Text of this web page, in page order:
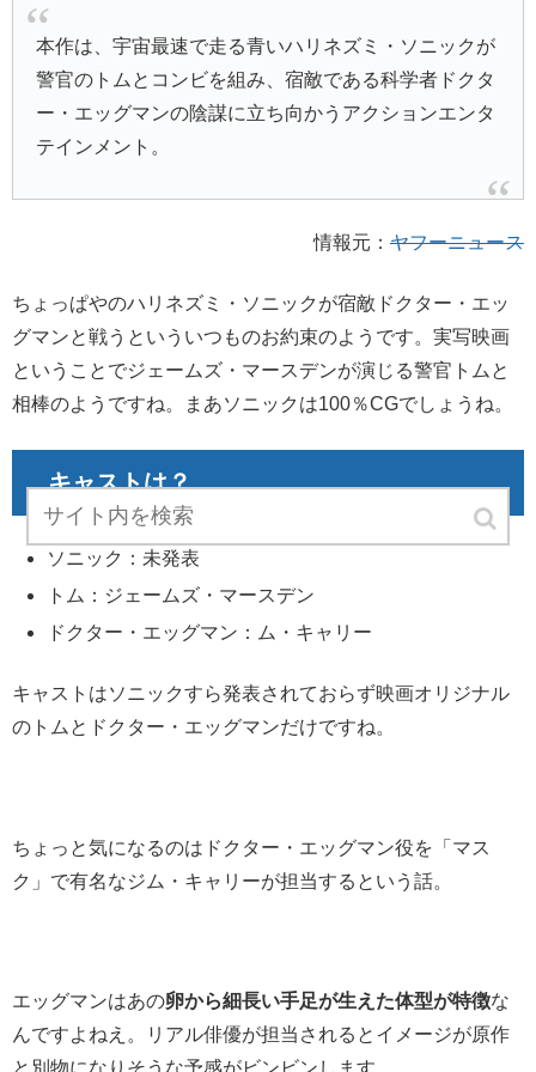
本作は、宇宙最速で走る青いハリネズミ・ソニックが
警官のトムとコンビを組み、宿敵である科学者ドクタ
ー・エッグマンの陰謀に立ち向かうアクションエンタ
テインメント。
情報元： ヤフーニュース
ちょっぱやのハリネズミ・ソニックが宿敵ドクター・エッ
グマンと戦うといういつものお約束のようです。実写映画
ということでジェームズ・マースデンが演じる警官トムと
相棒のようですね。まあソニックは100％CGでしょうね。
キャストは？
ソニック：未発表
トム： ジェームズ・マースデン
ドクター・エッグマン： ム・キャリー
キャストはソニックすら発表されておらず映画オリジナル
のトムとドクター・エッグマンだけですね。
ちょっと気になるのはドクター・エッグマン役を「マス
ク」で有名なジム・キャリーが担当するという話。
エッグマンはあの卵から細長い手足が生えた体型が特徴な
んですよねえ。リアル俳優が担当されるとイメージが原作